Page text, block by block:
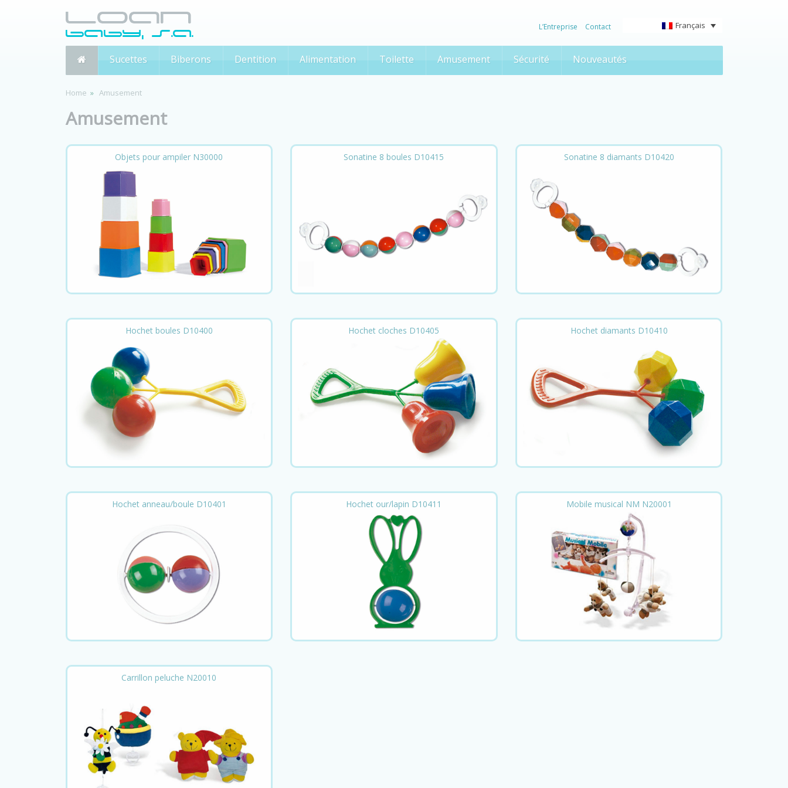
L’Entreprise Contact Français
Sucettes Biberons Dentition Alimentation Toilette Amusement Sécurité Nouveautés
Home Amusement
Amusement
Objets pour ampiler N30000 Sonatine 8 boules D10415 Sonatine 8 diamants D10420
Hochet boules D10400 Hochet cloches D10405 Hochet diamants D10410
Hochet anneau/boule D10401 Hochet our/lapin D10411 Mobile musical NM N20001
Carrillon peluche N20010